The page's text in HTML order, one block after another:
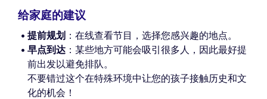
给家庭的建议
提前规划 ：在线查看节目，选择您感兴趣的地点。
早点到达 ：某些地方可能会吸引很多人，因此最好提
前出发以避免排队。
不要错过这个在特殊环境中让您的孩子接触历史和文
化的机会！